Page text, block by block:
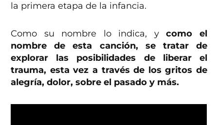
la primera etapa de la infancia.
Como su nombre lo indica, ycomo el
nombre de esta canción, se tratar de
explorar las posibilidades de liberar el
trauma, esta vez a través de los gritos de
alegría, dolor, sobre el pasado y más.